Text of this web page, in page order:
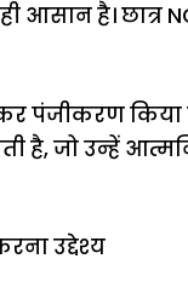
आसान है।
पंजीकरण किया
जो उन्हें
उद्देश्य